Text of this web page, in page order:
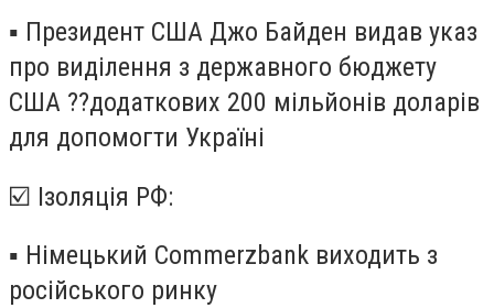
▪️ Президент США Джо Байден видав указ
про виділення з державного бюджету
США ??додаткових 200 мільйонів доларів
для допомогти Україні
☑️ Ізоляція РФ:
▪️ Німецький Commerzbank виходить з
російського ринку